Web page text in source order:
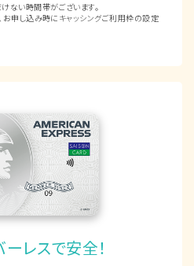
ない時間帯がございます。
お申し込み時にキャッシングご利用枠の設定
レスで安全！